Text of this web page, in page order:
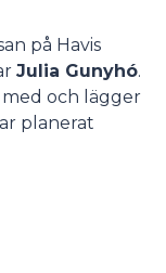
på Havis
Julia Gunyhó.
och lägger
planerat